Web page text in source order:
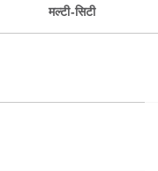
मल्टी-सिटी